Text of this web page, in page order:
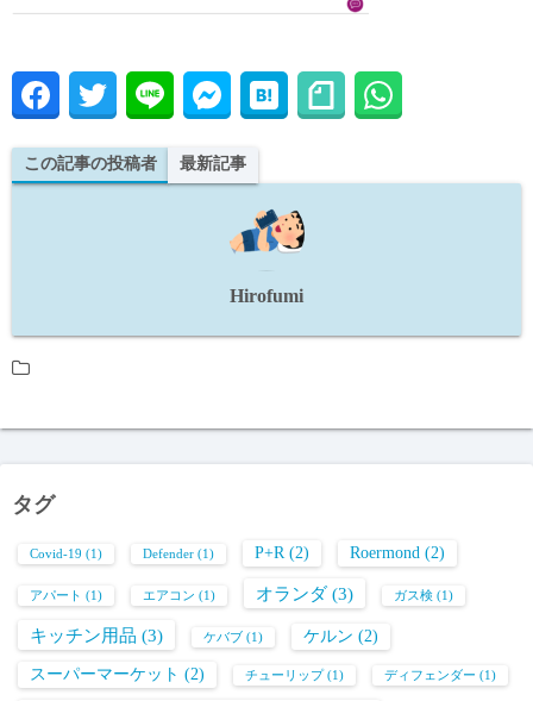
この記事の投稿者 最新記事
Hirofumi
タグ
Covid-19 (1) Defender (1) P+R(2) Roermond (2)
アパート (1) エアコン (1) オランダ(3) ガス検 (1)
キッチン用品 (3) ケバブ (1) ケルン (2)
スーパーマーケット (2) チューリップ(1) ディフェンダー (1)